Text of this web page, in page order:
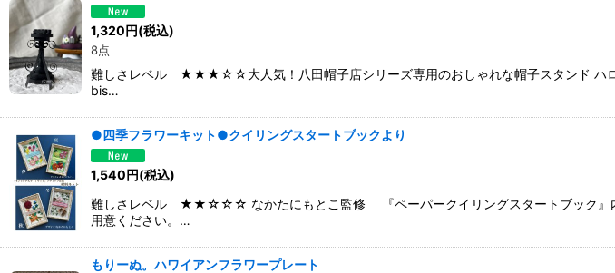
1,320円(税込)
8点
難しさレベル ★★★☆☆大人気！八田帽子店シリーズ専用のおしゃれな帽子スタンド ハ
bis…
●四季フラワーキット●クイリングスタートブックより
1,540円(税込)
難しさレベル ★★☆☆☆ なかたにもとこ監修 『ペーパークイリングスタートブック』内
用意ください。…
もりーぬ。ハワイアンフラワープレート